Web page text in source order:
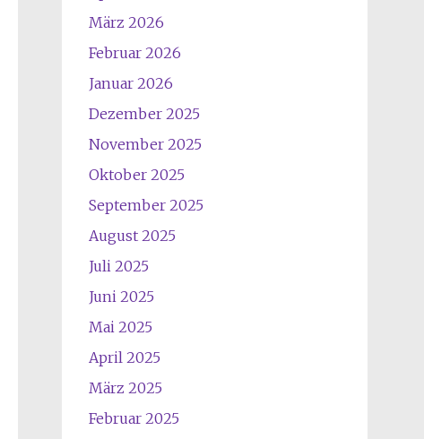
März 2026
Februar 2026
Januar 2026
Dezember 2025
November 2025
Oktober 2025
September 2025
August 2025
Juli 2025
Juni 2025
Mai 2025
April 2025
März 2025
Februar 2025